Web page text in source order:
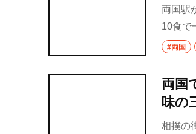
両国駅
10食で
んこ鍋
#両国
両国
味の
相撲の